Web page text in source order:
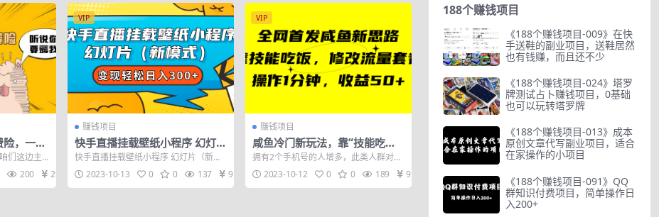
，一件
300+。
们这边主
商品,赚取
200 29
VIP
赚钱项目
快手直播挂载壁纸小程序 幻灯片
（新模式）变现轻松日入300+
快手直播挂载壁纸小程序 幻灯片（新模
式）变现轻松日入300+
2023-10-13 0 0 137 9.9
VIP
赚钱项目
咸鱼冷门新玩法，靠“技能吃
饭”，修改流量套餐，操作1分
钟，收益50+
拥有2个手机号的人增多，此类人群对老
号使用频率大幅降低，但由于各种原因
(绑定了各...
2023-10-12 0 0 189 9.9
188个赚钱项目
《188个赚钱项目-009》在快
手送鞋的副业项目，送鞋居然
也有钱赚，而且还不少
《188个赚钱项目-024》塔罗
牌测试占卜赚钱项目，0基础
也可以玩转塔罗牌
《188个赚钱项目-013》成本
原创文章代写副业项目，适合
在家操作的小项目
《188个赚钱项目-091》QQ
群知识付费项目，简单操作日
入200+